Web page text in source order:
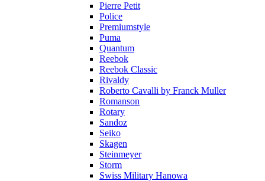
Pierre Petit
Police
Premiumstyle
Puma
Quantum
Reebok
Reebok Classic
Rivaldy
Roberto Cavalli by Franck Muller
Romanson
Rotary
Sandoz
Seiko
Skagen
Steinmeyer
Storm
Swiss Military Hanowa